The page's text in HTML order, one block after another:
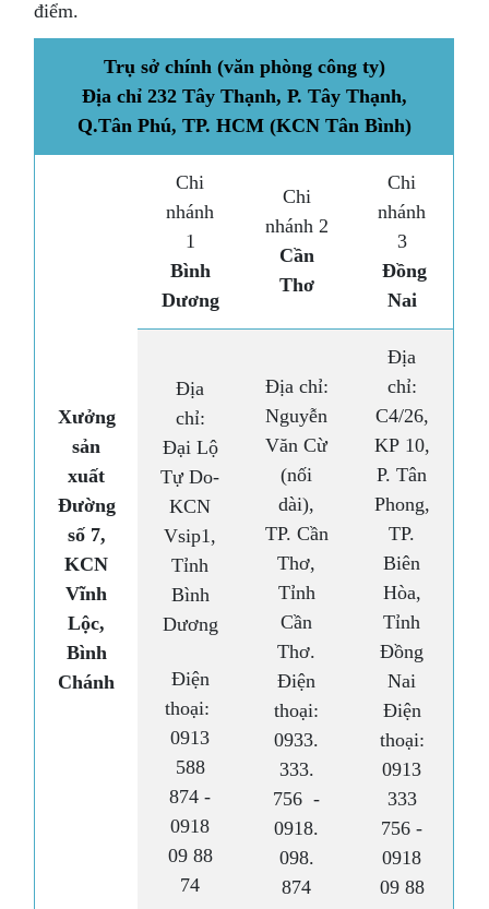
điểm.
Trụ sở chính (văn phòng công ty)
Địa chỉ 232 Tây Thạnh, P. Tây Thạnh,
Q.Tân Phú, TP. HCM (KCN Tân Bình)
Xưởng
sản
xuất
Đường
số 7,
KCN
Vĩnh
Lộc,
Bình
Chánh
Chi
nhánh
1
Bình
Dương
Chi
nhánh 2
Cần
Thơ
Chi
nhánh
3
Đồng
Nai
Địa
chỉ:
Đại Lộ
Tự Do-
KCN
Vsip1,
Tỉnh
Bình
Dương
Điện
thoại:
0913
588
874 -
0918
09 88
74
Địa chỉ:
Nguyễn
Văn Cừ
(nối
dài),
TP. Cần
Thơ,
Tỉnh
Cần
Thơ.
Điện
thoại:
0933.
333.
756 -
0918.
098.
874
Địa
chỉ:
C4/26,
KP 10,
P. Tân
Phong,
TP.
Biên
Hòa,
Tỉnh
Đồng
Nai
Điện
thoại:
0913
333
756 -
0918
09 88